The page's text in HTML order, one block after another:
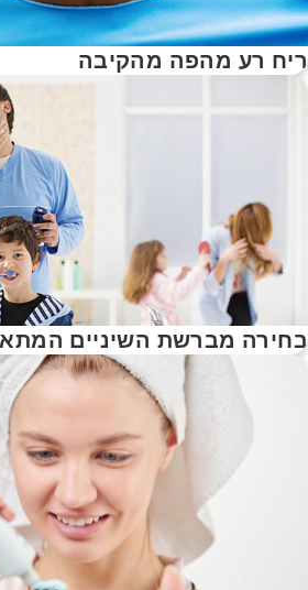
ריח רע מהפה מהקיבה
בחירה מברשת השיניים